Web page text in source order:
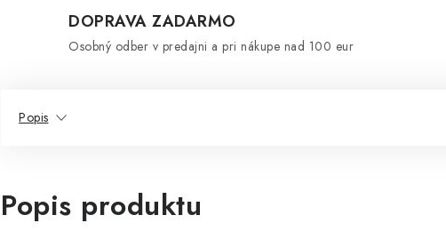
DOPRAVA ZADARMO
Osobný odber v predajni a pri nákupe nad 100 eur
Popis
Popis produktu